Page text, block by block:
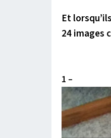
Et
24 images
1 –